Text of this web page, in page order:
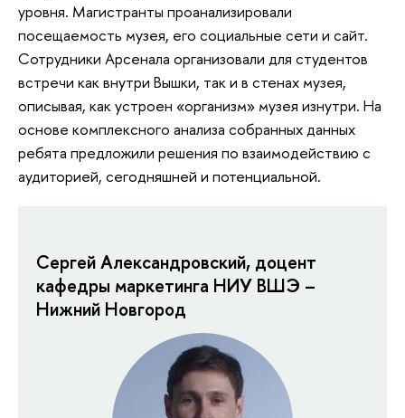
уровня. Магистранты проанализировали
посещаемость музея, его социальные сети и сайт.
Сотрудники Арсенала организовали для студентов
встречи как внутри Вышки, так и в стенах музея,
описывая, как устроен «организм» музея изнутри. На
основе комплексного анализа собранных данных
ребята предложили решения по взаимодействию с
аудиторией, сегодняшней и потенциальной.
Сергей Александровский, доцент
кафедры маркетинга НИУ ВШЭ –
Нижний Новгород